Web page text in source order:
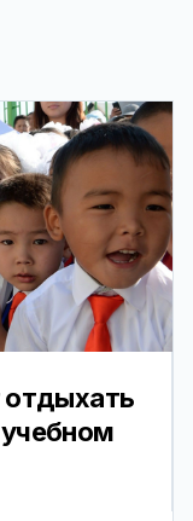
отдыхать